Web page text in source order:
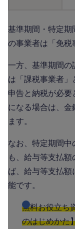
基準期間・特定期
の事業者は「免税
一方、基準期間
は「課税事業者」
申告と納税が必
になる場合は、金
ます。
なお、特定期間中
も、給与等支払
ば、給与等支払
能です。
無料お役立ち
のはじめかた